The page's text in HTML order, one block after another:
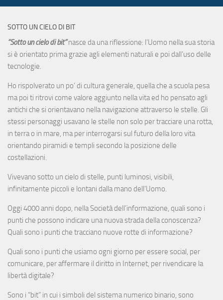
SOTTO UN CIELO DI BIT
“Sotto un cielo di bit”nasce da una riflessione: l’Uomo nella sua storia
si è orientato prima grazie agli elementi naturali e poi dall’uso delle
tecnologie.
Ho rispolverato un po’ di cultura generale, quella che a scuola pesa
ma poi ti ritrovi come valore aggiunto nella vita ed ho pensato agli
antichi che si orientavano nella navigazione attraverso le stelle. Gli
stessi personaggi usavano le stelle non solo per tracciare una rotta,
in terra o in mare, ma per interrogarsi sul futuro della loro vita
orientando piramidi e templi secondo la posizione delle
costellazioni.
Vivevano sotto un cielo di stelle, punti luminosi, visibili,
infinitamente piccoli e lontani dalla mano dell’Uomo.
Oggi 4000 anni dopo, nella Società dell’informazione, quali sono i
punti che possono indicare una nuova strada della conoscenza?
Quali sono i punti che tracciano nuove rotte di informazione?
Quali sono i punti che usiamo ogni giorno per essere social, per
comunicare, per affermare il diritto in Internet, per rivendicare la
libertà digitale?
Sono i “bit” in cui i simboli del sistema numerico binario, sono